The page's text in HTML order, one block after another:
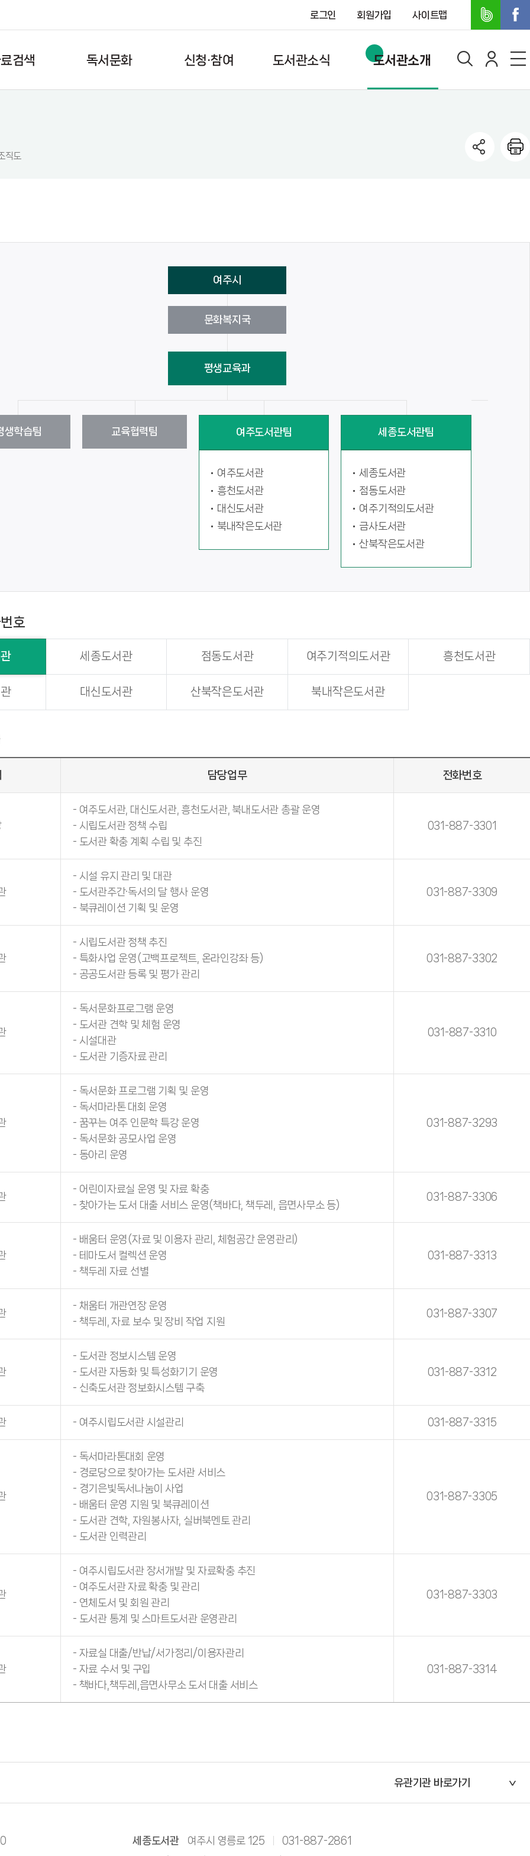
로그인 회원가입 사이트맵
검색
복지센터
독서문화 신청·참여 도서관소식 도서관소개
직도
여주시
문화복지국
평생교육과
생학습팀 교육협력팀 여주도서관팀
여주도서관
흥천도서관
대신도서관
북내작은도서관
세종도서관팀
세종도서관
점동도서관
여주기적의도서관
금사도서관
산북작은도서관
호
세종도서관 점동도서관 여주기적의도서관 흥천도서관
대신도서관 산북작은도서관 북내작은도서관
담당업무 전화번호
- 여주도서관, 대신도서관, 흥천도서관, 북내도서관 총괄 운영
- 시립도서관 정책 수립
- 도서관 확충 계획 수립 및 추진
031-887-3301
- 시설 유지 관리 및 대관
- 도서관주간·독서의 달 행사 운영
- 북큐레이션 기획 및 운영
031-887-3309
- 시립도서관 정책 추진
- 특화사업 운영(고백프로젝트, 온라인강좌 등)
- 공공도서관 등록 및 평가 관리
031-887-3302
- 독서문화프로그램 운영
- 도서관 견학 및 체험 운영
- 시설대관
- 도서관 기증자료 관리
031-887-3310
- 독서문화 프로그램 기획 및 운영
- 독서마라톤 대회 운영
- 꿈꾸는 여주 인문학 특강 운영
- 독서문화 공모사업 운영
- 동아리 운영
031-887-3293
- 어린이자료실 운영 및 자료 확충
- 찾아가는 도서 대출 서비스 운영(책바다, 책두레, 읍면사무소 등)
031-887-3306
- 배움터 운영(자료 및 이용자 관리, 체험공간 운영관리)
- 테마도서 컬렉션 운영
- 책두레 자료 선별
031-887-3313
- 채움터 개관연장 운영
- 책두레, 자료 보수 및 장비 작업 지원
031-887-3307
- 도서관 정보시스템 운영
- 도서관 자동화 및 특성화기기 운영
- 신축도서관 정보화시스템 구축
031-887-3312
- 여주시립도서관 시설관리 031-887-3315
- 독서마라톤대회 운영
- 경로당으로 찾아가는 도서관 서비스
- 경기은빛독서나눔이 사업
- 배움터 운영 지원 및 북큐레이션
- 도서관 견학, 자원봉사자, 실버북멘토 관리
- 도서관 인력관리
031-887-3305
- 여주시립도서관 장서개발 및 자료확충 추진
- 여주도서관 자료 확충 및 관리
- 연체도서 및 회원 관리
- 도서관 통계 및 스마트도서관 운영관리
031-887-3303
- 자료실 대출/반납/서가정리/이용자관리
- 자료 수서 및 구입
- 책바다,책두레,읍면사무소 도서 대출 서비스
031-887-3314
유관기관 바로가기
세종도서관 여주시 영릉로 125
031-887-2861